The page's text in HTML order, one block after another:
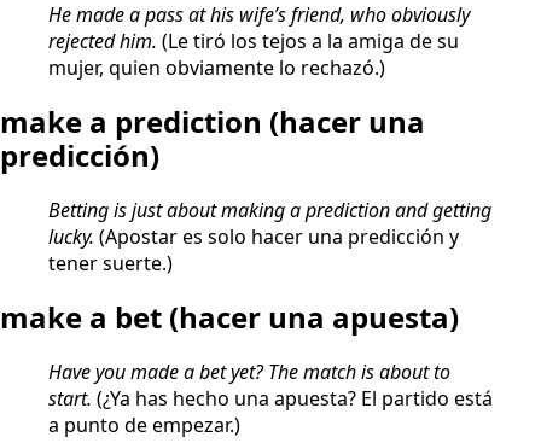
He made a pass at his wife’s friend, who obviously
rejected him. (Le tiró los tejos a la amiga de su
mujer, quien obviamente lo rechazó.)
make a prediction (hacer una
predicción)
Betting is just about making a prediction and getting
lucky. (Apostar es solo hacer una predicción y
tener suerte.)
make a bet (hacer una apuesta)
Have you made a bet yet? The match is about to
start. (¿Ya has hecho una apuesta? El partido está
a punto de empezar.)